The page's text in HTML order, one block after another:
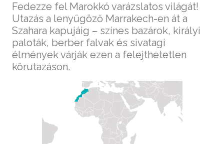
Fedezze fel Marokkó varázslatos világát!
Utazás a lenyűgöző Marrakech-en át a
Szahara kapujáig – színes bazárok, királyi
paloták, berber falvak és sivatagi
élmények várják ezen a felejthetetlen
körutazáson.